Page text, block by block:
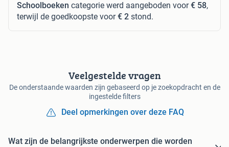
Schoolboeken categorie werd aangeboden voor€ 58,
terwijl de goedkoopste voor€ 2 stond.
Veelgestelde vragen
De onderstaande waarden zijn gebaseerd op je zoekopdracht en de
ingestelde filters
Deel opmerkingen over deze FAQ
Wat zijn de belangrijkste onderwerpen die worden